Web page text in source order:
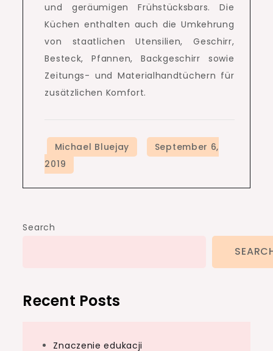
und geräumigen Frühstücksbars.Die
Küchen enthalten auch die Umkehrung
von staatlichen Utensilien, Geschirr,
Besteck, Pfannen, Backgeschirr sowie
Zeitungs- und Materialhandtüchern für
zusätzlichen Komfort.
Search
Recent Posts
Znaczenie edukacji